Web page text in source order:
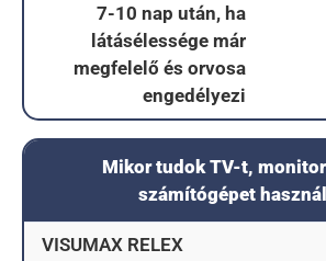
7-10 nap után, ha
látásélessége már
megfelelő és orvosa
engedélyezi
Mikor tudok TV-t,
számítógépet
VISUMAX RELEX